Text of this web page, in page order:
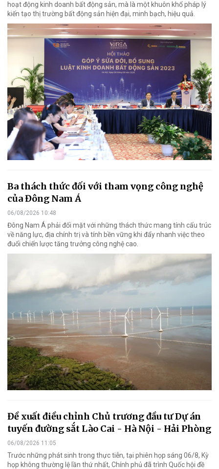
hoạt động kinh doanh bất động sản, mà là một khuôn khổ pháp lý
kiến tạo thị trường bất động sản hiện đại, minh bạch, hiệu quả.
Ba thách thức đối với tham vọng công nghệ
của Đông Nam Á
06/08/2026 10:48
Đông Nam Á phải đối mặt với những thách thức mang tính cấu trúc
về năng lực, địa chính trị và tính bền vững khi đẩy nhanh việc theo
đuổi chiến lược tăng trưởng công nghệ cao.
Đề xuất điều chỉnh Chủ trương đầu tư Dự án
tuyến đường sắt Lào Cai - Hà Nội - Hải Phòng
06/08/2026 11:05
Trước những phát sinh trong thực tiễn, tại phiên họp sáng 06/8, Kỳ
họp không thường lệ lần thứ nhất, Chính phủ đã trình Quốc hội đề